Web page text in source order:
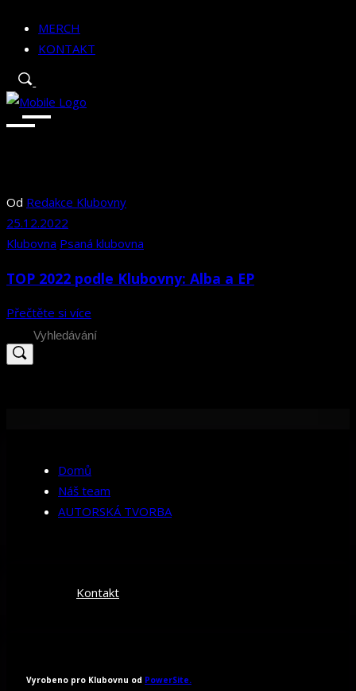
MERCH
KONTAKT
Od Redakce Klubovny
25.12.2022
Klubovna Psaná klubovna
TOP 2022 podle Klubovny: Alba a EP
Přečtěte si více
Search
for:
Domů
Náš team
AUTORSKÁ TVORBA
Kontakt
Vyrobeno pro Klubovnu od PowerSite.